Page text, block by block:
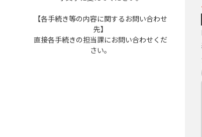
【各手続き等の内容に関するお問い合わせ
先】
直接各手続きの担当課にお問い合わせくだ
さい。